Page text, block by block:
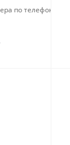
по телефону